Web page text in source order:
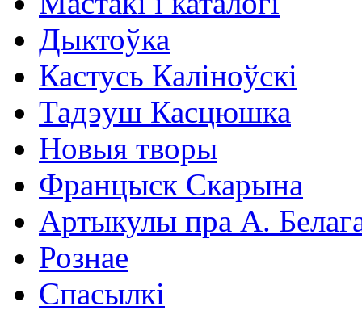
Дыктоўка
Кастусь Каліноўскі
Тадэуш Касцюшка
Новыя творы
Францыск Скарына
Артыкулы пра А.
Рознае
Спасылкі